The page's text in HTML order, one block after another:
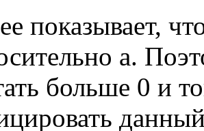
показывает,
a.
больше 0 и